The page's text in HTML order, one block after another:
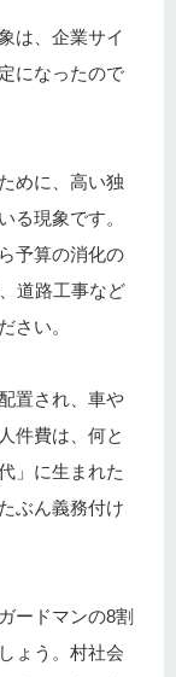
は、企業サイ
になったので
めに、高い独
る現象です。
予算の消化の
道路工事など
さい。
置され、車や
件費は、何と
」に生まれた
ぶん義務付け
ードマンの8割
ょう。村社会